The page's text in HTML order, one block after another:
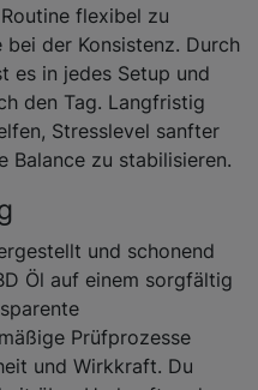
flexibel zu
der Konsistenz. Durch
es in jedes Setup und
den Tag. Langfristig
Stresslevel sanfter
Balance zu stabilisieren.
und schonend
Öl auf einem sorgfältig
Prüfprozesse
und Wirkkraft. Du